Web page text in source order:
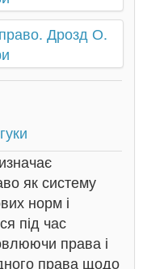
як систему
норм і
під час
права і
права щодо